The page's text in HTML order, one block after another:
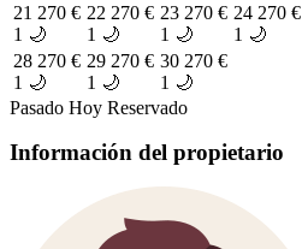
21 270 €
1 🌙
22 270 €
1 🌙
23 270 €
1 🌙
24 270 €
1 🌙
28 270 €
1 🌙
29 270 €
1 🌙
30 270 €
1 🌙
Pasado Hoy Reservado
Información del propietario